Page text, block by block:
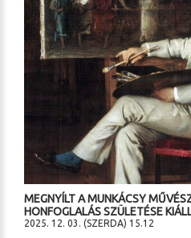
MEGNYÍLT A MUNKÁCSY
HONFOGLALÁS SZÜLETÉSE
2025. 12. 03. (SZERDA) 15.12